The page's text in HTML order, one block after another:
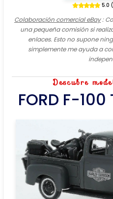
5.0
Colaboración comercial eBay:
una pequeña comisión si
enlaces. Esto no supone
simplemente me ayuda a
Descubre
FORD F-100